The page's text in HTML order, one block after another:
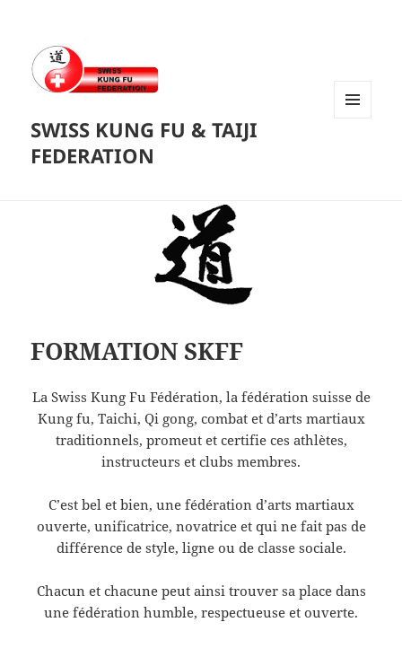
SWISS KUNG FU & TAIJI
FEDERATION
FORMATION SKFF
La Swiss Kung Fu Fédération, la fédération suisse de
Kung fu, Taichi, Qi gong, combat et d’arts martiaux
traditionnels, promeut et certifie ces athlètes,
instructeurs et clubs membres.
C’est bel et bien, une fédération d’arts martiaux
ouverte, unificatrice, novatrice et qui ne fait pas de
différence de style, ligne ou de classe sociale.
Chacun et chacune peut ainsi trouver sa place dans
une fédération humble, respectueuse et ouverte.